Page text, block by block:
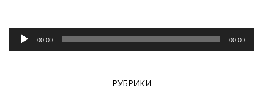
Аудиоплеер
00:00 00:00
РУБРИКИ